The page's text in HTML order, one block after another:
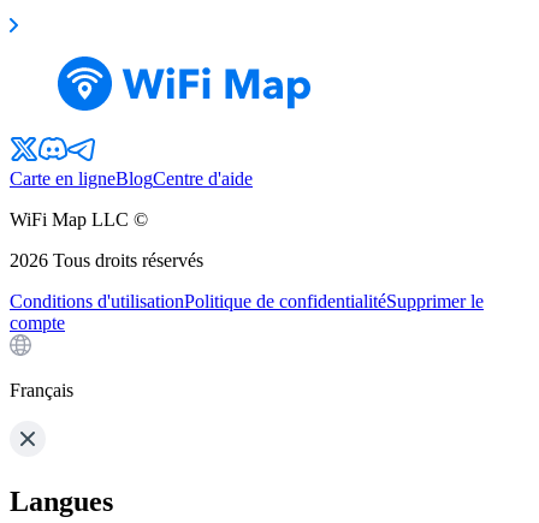
Carte en ligneBlogCentre d'aide
WiFi Map LLC ©
2026 Tous droits réservés
Conditions d'utilisationPolitique de confidentialitéSupprimer le
compte
Français
Langues